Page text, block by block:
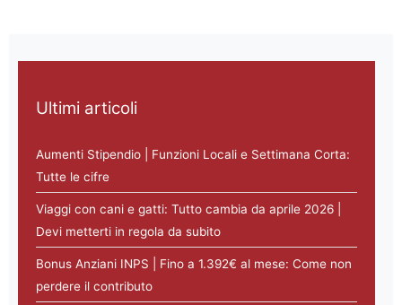
Ultimi articoli
Aumenti Stipendio | Funzioni Locali e Settimana Corta:
Tutte le cifre
Viaggi con cani e gatti: Tutto cambia da aprile 2026 |
Devi metterti in regola da subito
Bonus Anziani INPS | Fino a 1.392€ al mese: Come non
perdere il contributo